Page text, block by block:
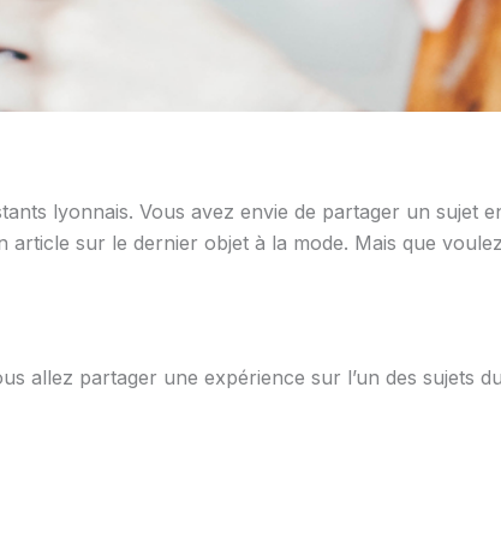
lyonnais. Vous avez envie de partager un sujet
article sur le dernier objet à la mode. Mais que
allez partager une expérience sur l’un des sujets